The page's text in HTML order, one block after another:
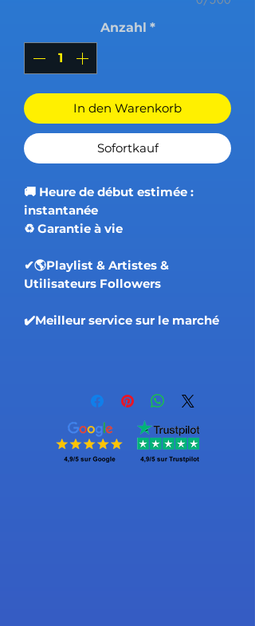
Anzahl *
In den Warenkorb
Sofortkauf
🚚 Heure de début estimée :
instantanée
♻️ Garantie à vie
✔🌎Playlist & Artistes &
Utilisateurs Followers
✔️Meilleur service sur le marché